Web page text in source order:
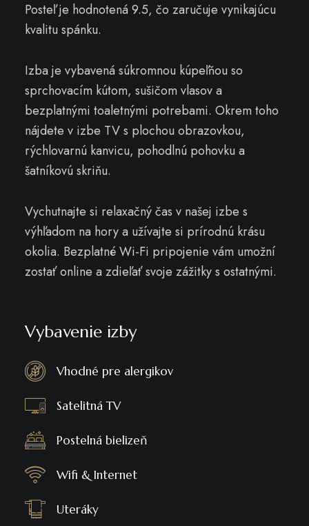
Posteľ je hodnotená 9.5, čo zaručuje vynikajúcu
kvalitu spánku.
Izba je vybavená súkromnou kúpeľňou so
sprchovacím kútom, sušičom vlasov a
bezplatnými toaletnými potrebami. Okrem toho
nájdete v izbe TV s plochou obrazovkou,
rýchlovarnú kanvicu, pohodlnú pohovku a
šatníkovú skriňu.
Vychutnajte si relaxačný čas v našej izbe s
výhľadom na hory a užívajte si prírodnú krásu
okolia. Bezplatné Wi-Fi pripojenie vám umožní
zostať online a zdieľať svoje zážitky s ostatnými.
Vybavenie izby
Vhodné pre alergikov
Satelitná TV
Postelná bielizeň
Wifi & Internet
Uteráky